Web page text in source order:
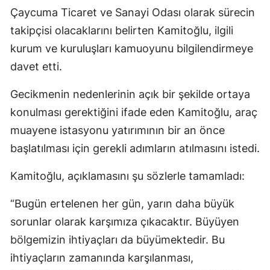
Çaycuma Ticaret ve Sanayi Odası olarak sürecin
takipçisi olacaklarını belirten Kamitoğlu, ilgili
kurum ve kuruluşları kamuoyunu bilgilendirmeye
davet etti.
Gecikmenin nedenlerinin açık bir şekilde ortaya
konulması gerektiğini ifade eden Kamitoğlu, araç
muayene istasyonu yatırımının bir an önce
başlatılması için gerekli adımların atılmasını istedi.
Kamitoğlu, açıklamasını şu sözlerle tamamladı:
“Bugün ertelenen her gün, yarın daha büyük
sorunlar olarak karşımıza çıkacaktır. Büyüyen
bölgemizin ihtiyaçları da büyümektedir. Bu
ihtiyaçların zamanında karşılanması,